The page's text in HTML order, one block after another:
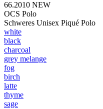
66.2010 NEW
OCS Polo
Schweres Unisex Piqué Polo
white
black
charcoal
grey melange
fog
birch
latte
thyme
sage